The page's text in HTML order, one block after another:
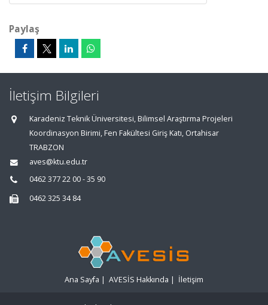
Paylaş
İletişim Bilgileri
Karadeniz Teknik Üniversitesi, Bilimsel Araştırma Projeleri
Koordinasyon Birimi, Fen Fakültesi Giriş Katı, Ortahisar
TRABZON
aves@ktu.edu.tr
0462 377 22 00 - 35 90
0462 325 34 84
Ana Sayfa | AVESİS Hakkında | İletişim